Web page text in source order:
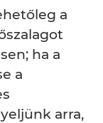
a
ha a
a
arra,